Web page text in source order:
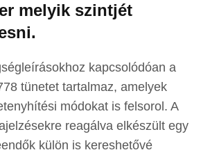
melyik szintjét
kapcsolódóan a
tünetet tartalmaz, amelyek
módokat is felsorol. A
reagálva elkészült egy
külön is kereshetővé